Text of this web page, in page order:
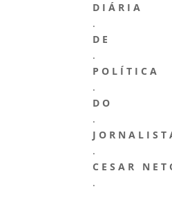
D I Á R I A
.
D E
.
P O L Í T I C A
.
D O
.
J O R N A L I S T
.
C E S A R N E T
.